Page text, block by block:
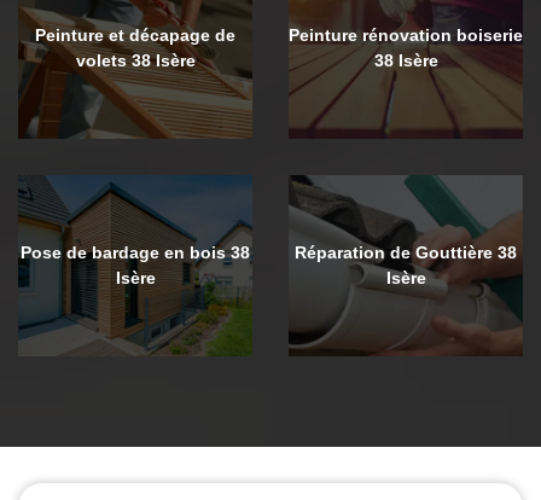
Peinture et décapage de
volets 38 Isère
Peinture rénovation boiserie
38 Isère
Pose de bardage en bois 38
Isère
Réparation de Gouttière 38
Isère